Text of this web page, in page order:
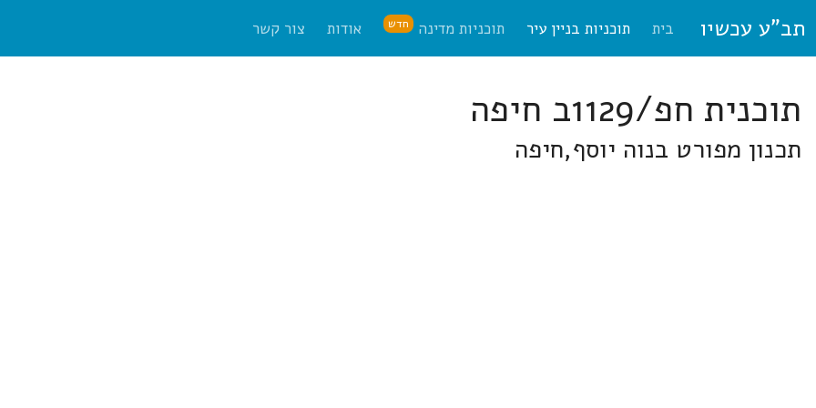
תב"ע עכשיו בית תוכניות בניין עיר תוכניות מדינה חדש אודות צור קשר
תוכנית חפ/1129ב חיפה
תכנון מפורט בנוה יוסף,חיפה